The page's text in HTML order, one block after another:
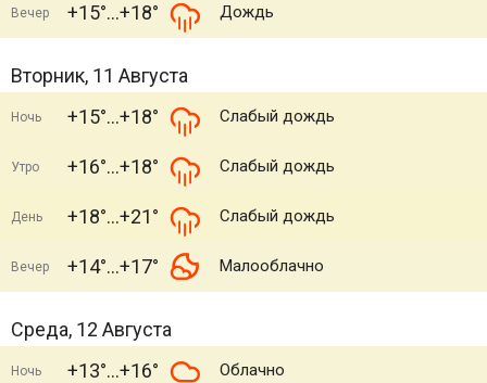
Вечер +15° +18° Дождь
Вторник, 11 Августа
Ночь +15° +18° Слабый дождь
Утро +16° +18° Слабый дождь
День +18° +21° Слабый дождь
Вечер +14° +17° Малооблачно
Среда, 12 Августа
Ночь +13° +16° Облачно